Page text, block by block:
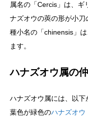
属名の「Cercis」は、
ナズオウの莢の形が小刀
種小名の「chinensis」
ます。
ハナズオウ属の
ハナズオウ属には、以下
葉色が緑色のハナズオウ